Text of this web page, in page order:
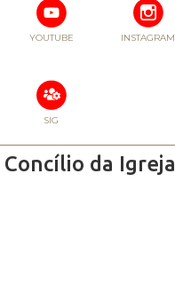
YOUTUBE INSTAGRAM
SIG
Concílio da Igreja